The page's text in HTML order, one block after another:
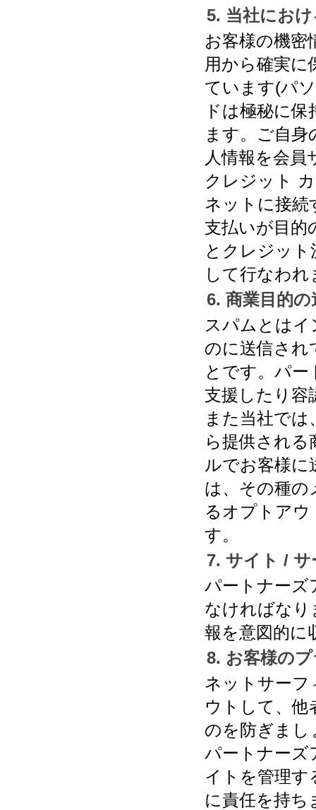
5. 当社にお
お客様の機密
用から確実に
ています(パ
ドは極秘に
ます。ご自
人情報を会
クレジット
ネットに接続
支払いが目的
とクレジット
して行なわれ
6. 商業目的
スパムとは
のに送信され
とです。パ
支援したり容
また当社で
ら提供され
ルでお客様
は、その種の
るオプトア
す。
7. サイト /
パートナーズ
なければなり
報を意図的に
8. お客様の
ネットサーフ
ウトして、他
のを防ぎまし
パートナーズ
イトを管理す
に責任を持ち